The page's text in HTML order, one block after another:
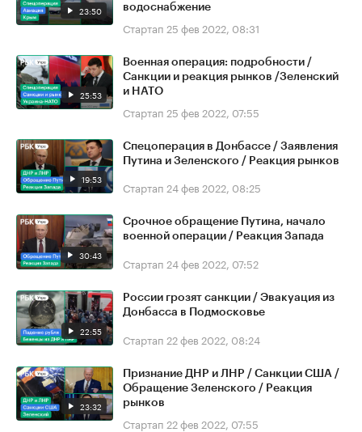
23:50
водоснабжение
Стартап 25 фев 2022, 08:31
25:53
Военная операция: подробности /
Санкции и реакция рынков /Зеленский
и НАТО
Стартап 25 фев 2022, 07:55
19:53
Спецоперация в Донбассе / Заявления
Путина и Зеленского / Реакция рынков
Стартап 24 фев 2022, 08:25
30:43
Срочное обращение Путина, начало
военной операции / Реакция Запада
Стартап 24 фев 2022, 07:52
22:55
России грозят санкции / Эвакуация из
Донбасса в Подмосковье
Стартап 22 фев 2022, 08:24
23:32
Признание ДНР и ЛНР / Санкции США /
Обращение Зеленского / Реакция
рынков
Стартап 22 фев 2022, 07:55